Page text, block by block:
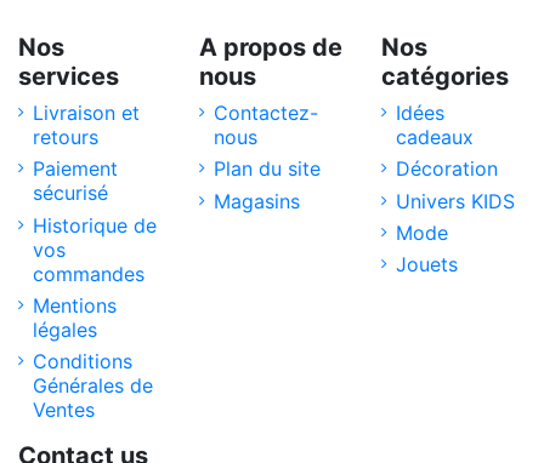
Nos
services
Livraison et
retours
Paiement
sécurisé
Historique de
vos
commandes
Mentions
légales
Conditions
Générales de
Ventes
A propos de
nous
Contactez-
nous
Plan du site
Magasins
Nos
catégories
Idées
cadeaux
Décoration
Univers KIDS
Mode
Jouets
Contact us